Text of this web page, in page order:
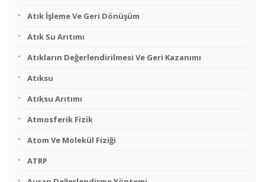
Atık İşleme Ve Geri Dönüşüm
Atık Su Arıtımı
Atıkların Değerlendirilmesi Ve Geri Kazanımı
Atıksu
Atıksu Arıtımı
Atmosferik Fizik
Atom Ve Molekül Fiziği
ATRP